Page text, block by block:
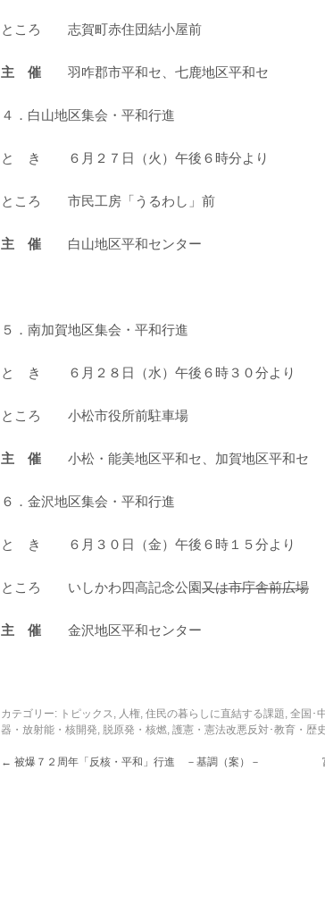
ところ 志賀町赤住団結小屋前
主 催 羽咋郡市平和セ、七鹿地区平和セ
４．白山地区集会・平和行進
と き ６月２７日（火）午後６時分より
ところ 市民工房「うるわし」前
主 催 白山地区平和センター
５．南加賀地区集会・平和行進
と き ６月２８日（水）午後６時３０分より
ところ 小松市役所前駐車場
主 催 小松・能美地区平和セ、加賀地区平和セ
６．金沢地区集会・平和行進
と き ６月３０日（金）午後６時１５分より
ところ いしかわ四高記念公園又は市庁舎前広場
主 催 金沢地区平和センター
カテゴリー: トピックス, 人権, 住民の暮らしに直結する課題, 全国･
器・放射能・核開発, 脱原発・核燃, 護憲・憲法改悪反対･教育・歴史
← 被爆７２周年「反核・平和」行進 －基調（案）－